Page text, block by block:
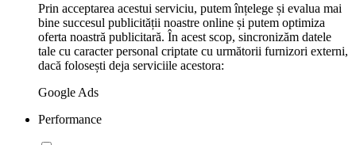
Prin acceptarea acestui serviciu, putem înțelege și evalua mai
bine succesul publicității noastre online și putem optimiza
oferta noastră publicitară. În acest scop, sincronizăm datele
tale cu caracter personal criptate cu următorii furnizori externi,
dacă folosești deja serviciile acestora:
Google Ads
Performance